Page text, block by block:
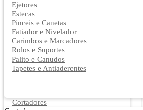
Ejetores
Estecas
Pinceis e Canetas
Fatiador e Nivelador
Carimbos e Marcadores
Rolos e Suportes
Palito e Canudos
Tapetes e Antiaderentes
Cortadores